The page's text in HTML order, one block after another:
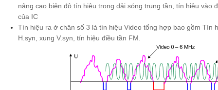
nâng cao biên độ tín hiệu trong dải sóng trung tần, tín hiệu vào
của IC
Tín hiệu ra ở chân số 3 là tín hiệu Video tổng hợp bao gồm Tín
H.syn, xung V.syn, tín hiệu điều tần FM.